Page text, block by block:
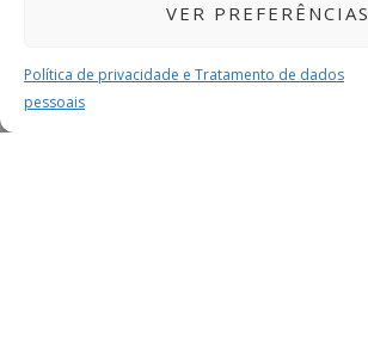
VER PREFERÊNCIAS
Política de privacidade e Tratamento de dados
pessoais